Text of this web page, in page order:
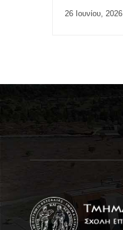
Ιούλιος 2026
26 Ιουνίου, 2026